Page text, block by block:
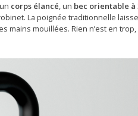
corps élancé, un bec orientable à
La poignée traditionnelle laisse
mains mouillées. Rien n’est en